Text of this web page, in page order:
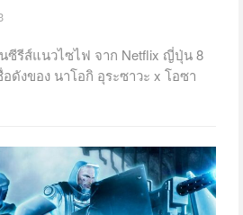
นซีรีส์แนวไซไฟ จาก Netflix ญี่ปุ่น 8
ดังของ นาโอกิ อุระซาวะ x โอซา